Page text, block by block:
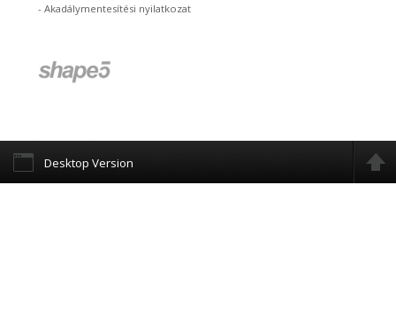
-Akadálymentesítési nyilatkozat
Desktop Version